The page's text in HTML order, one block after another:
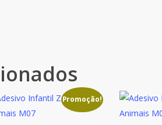
Promoção!